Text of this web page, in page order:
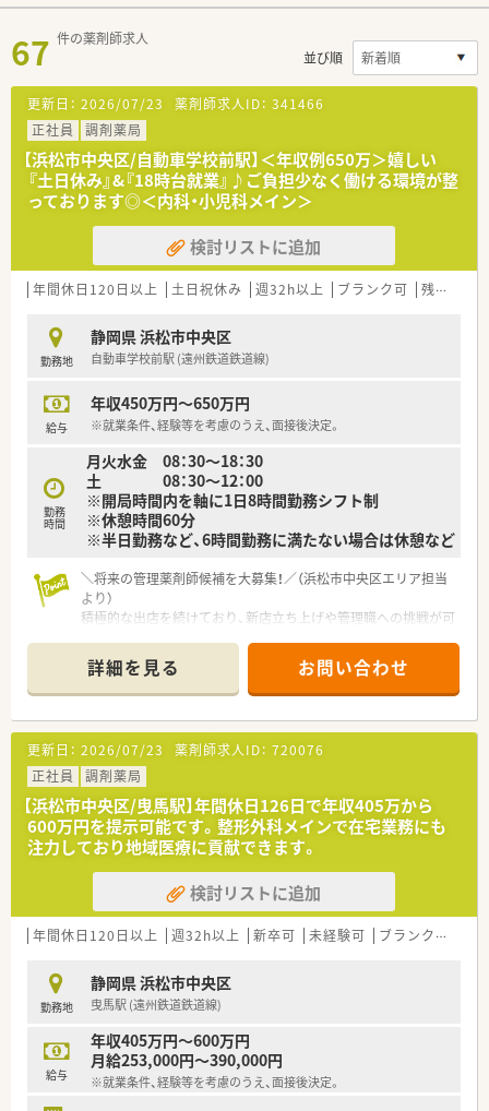
67 件の薬剤師求人
並び順
更新日： 2026/07/23 薬剤師求人ID： 341466
正社員
調剤薬局
【浜松市中央区/自動車学校前駅】＜年収例650万＞嬉しい
『土日休み』&『18時台就業』♪ご負担少なく働ける環境が整
っております◎＜内科・小児科メイン＞
検討リストに追加
年間休日120日以上 土日祝休み 週32h以上 ブランク可 残業なし(ほぼなし含む)
勤務地
静岡県 浜松市中央区
自動車学校前駅 (遠州鉄道鉄道線)
給与
年収450万円～650万円
※就業条件、経験等を考慮のうえ、面接後決定。
勤務
時間
月火水金 08：30～18：30
土 08：30～12：00
※開局時間内を軸に1日8時間勤務シフト制
※休憩時間60分
※半日勤務など、6時間勤務に満たない場合は休憩など
＼将来の管理薬剤師候補を大募集！／（浜松市中央区エリア担当
より）
積極的な出店を続けており、新店立ち上げや管理職への挑戦が可
活かしてキャリアを築きたい方に最適ですよ。
【店舗情報と応需状況について】
■自動車学校前駅から車で7分ほどの場所に位置しており、近隣
の小児科クリニックをメインに応需している地域密着型の店舗
です。
■処方箋枚数は1日平均60枚程度で、内科や小児科が中心のた
め、散剤や水剤の調剤などスピードと正確性が求められる環境で
す。
■薬剤師は常時1.5名から2名体制を維持しており、ベテランのパ
ート薬剤師も在籍しているため安心して業務に取り組むことが
できます。
【募集背景と求める人物像について】
■今後の新規出店や事業拡大を見据えた組織強化のための増員
ています。
■1人薬剤師としての勤務や在宅対応にも柔軟に取り組める方を
募集しており、特に管理薬剤師へのステップアップに意欲的な方
は大歓迎です。
■長期的に勤務が可能な30代までの若手層を中心に、スタッフ
や患者様と明るく円滑なコミュニケーションが取れる方を募集
いたします。
詳細を見る お問い合わせ
更新日： 2026/07/23 薬剤師求人ID： 720076
正社員
調剤薬局
【浜松市中央区/曳馬駅】年間休日126日で年収405万から
600万円を提示可能です。整形外科メインで在宅業務にも
注力しており地域医療に貢献できます。
検討リストに追加
年間休日120日以上 週32h以上 新卒可 未経験可 ブランク可
勤務地
静岡県 浜松市中央区
曳馬駅 (遠州鉄道鉄道線)
給与
年収405万円～600万円
月給253,000円～390,000円
※就業条件、経験等を考慮のうえ、面接後決定。